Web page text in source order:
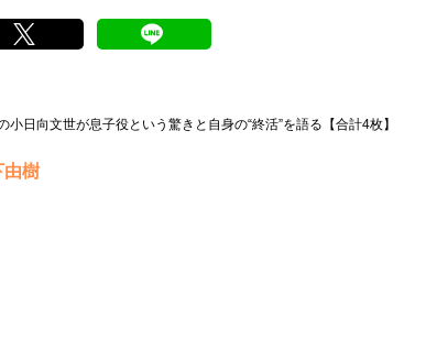
日向文世が息子役という驚きと自身の“終活”を語る【合計4枚】
由樹